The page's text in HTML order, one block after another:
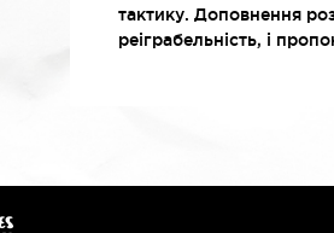
тактику. Доповнення
реіграбельність, і